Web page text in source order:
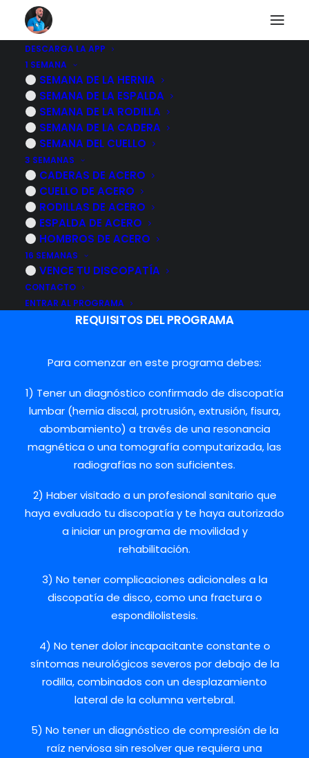
DESCARGA LA APP
1 SEMANA
SEMANA DE LA HERNIA
SEMANA DE LA ESPALDA
SEMANA DE LA RODILLA
SEMANA DE LA CADERA
SEMANA DEL CUELLO
3 SEMANAS
CADERAS DE ACERO
CUELLO DE ACERO
RODILLAS DE ACERO
ESPALDA DE ACERO
HOMBROS DE ACERO
16 SEMANAS
VENCE TU DISCOPATÍA
CONTACTO
ENTRAR AL PROGRAMA
Semana 0
ANTES DE EMPEZAR
REQUISITOS DEL PROGRAMA
Para comenzar en este programa debes:
1) Tener un diagnóstico confirmado de discopatía
lumbar(hernia discal, protrusión, extrusión, fisura,
abombamiento) a través de una resonancia
magnética o una tomografía computarizada, las
radiografías no son suficientes.
2) Haber visitado a un profesional sanitario que
haya evaluado tu discopatía y te haya autorizado
a iniciar un programa de movilidad y
rehabilitación.
3) No tener complicaciones adicionales a la
discopatía de disco, como una fractura o
espondilolistesis.
4) No tener dolor incapacitante constante o
síntomas neurológicos severos por debajo de la
rodilla, combinados con un desplazamiento
lateral de la columna vertebral.
5) No tener un diagnóstico de compresión de la
raíz nerviosa sin resolver que requiera una